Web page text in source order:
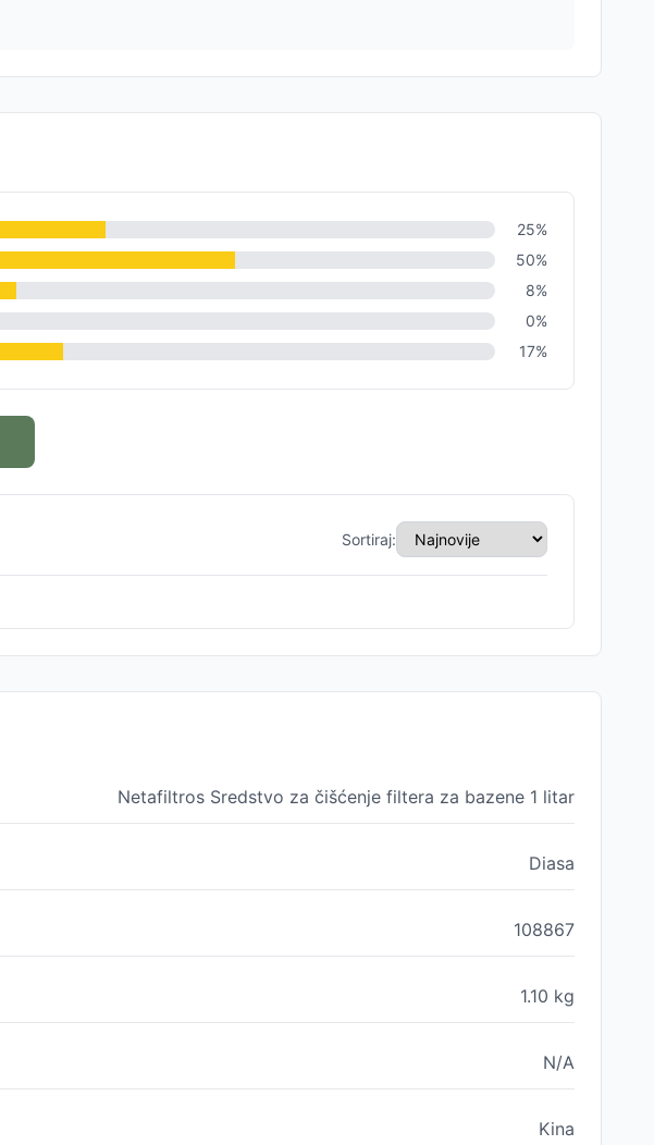
25%
50%
8%
0%
17%
Sortiraj:
Netafiltros Sredstvo za čišćenje filtera za bazene 1 litar
Diasa
108867
1.10 kg
N/A
Kina